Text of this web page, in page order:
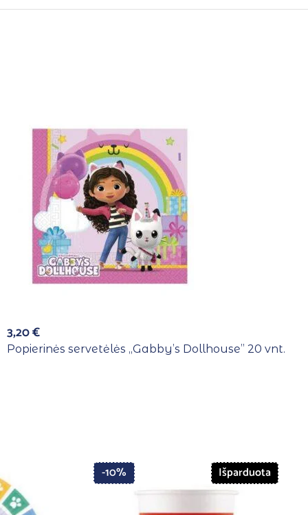
3,20€
Popierinės servetėlės ,,Gabby’s Dollhouse” 20 vnt.
-10% Išparduota